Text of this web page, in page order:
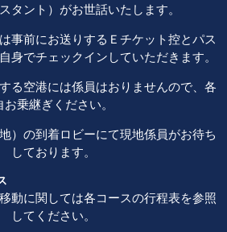
タント）がお世話いたします。
事前にお送りするＥチケット控とパス
身でチェックインしていただきます。
る空港には係員はおりませんので、各
お乗継ぎください。
）の到着ロビーにて現地係員がお待ち
しております。
動に関しては各コースの行程表を参照
してください。